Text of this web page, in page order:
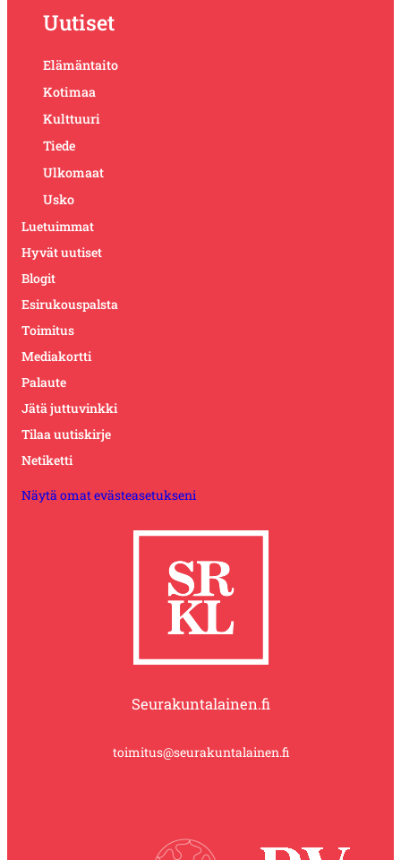
Uutiset
Elämäntaito
Kotimaa
Kulttuuri
Tiede
Ulkomaat
Usko
Luetuimmat
Hyvät uutiset
Blogit
Esirukouspalsta
Toimitus
Mediakortti
Palaute
Jätä juttuvinkki
Tilaa uutiskirje
Netiketti
Näytä omat evästeasetukseni
Seurakuntalainen.fi
toimitus@seurakuntalainen.fi